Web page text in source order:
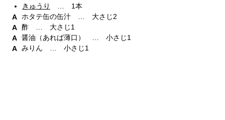
きゅうり
… 1本
ホタテ缶の缶汁 … 大さじ2
酢 … 大さじ1
醤油（あれば薄口） … 小さじ1
みりん … 小さじ1